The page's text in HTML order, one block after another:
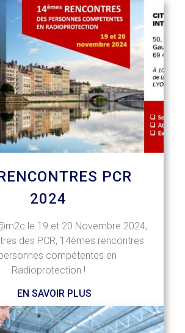
PCR
2024
le 19 et 20 Novembre 2024,
des PCR, 14èmes rencontres
compétentes en
Radioprotection !
EN SAVOIR PLUS